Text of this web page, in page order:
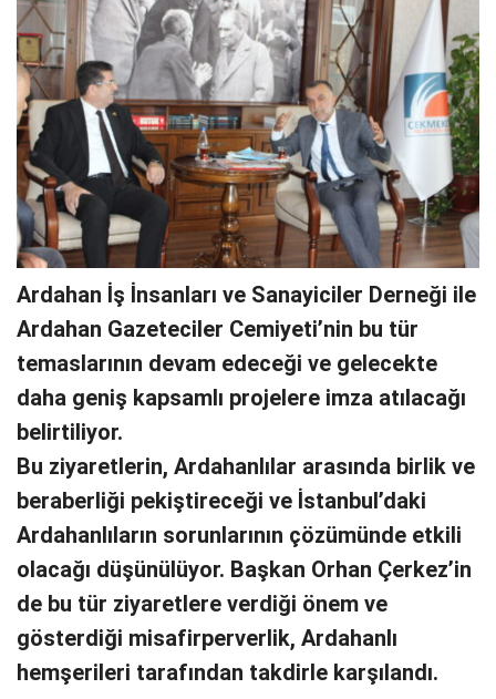
Ardahan İş İnsanları ve Sanayiciler Derneği ile
Ardahan Gazeteciler Cemiyeti’nin bu tür
temaslarının devam edeceği ve gelecekte
daha geniş kapsamlı projelere imza atılacağı
belirtiliyor.
Bu ziyaretlerin, Ardahanlılar arasında birlik ve
beraberliği pekiştireceği ve İstanbul’daki
Ardahanlıların sorunlarının çözümünde etkili
olacağı düşünülüyor. Başkan Orhan Çerkez’in
de bu tür ziyaretlere verdiği önem ve
gösterdiği misafirperverlik, Ardahanlı
hemşerileri tarafından takdirle karşılandı.